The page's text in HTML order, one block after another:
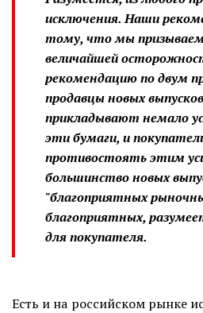
исключения. Наши
тому, что мы
величайшей
рекомендацию по двум
продавцы новых
прикладывают немало
эти бумаги, и
противостоять этим
большинство новых
"благоприятных
благоприятных,
для покупателя.
Есть и на российском рынке